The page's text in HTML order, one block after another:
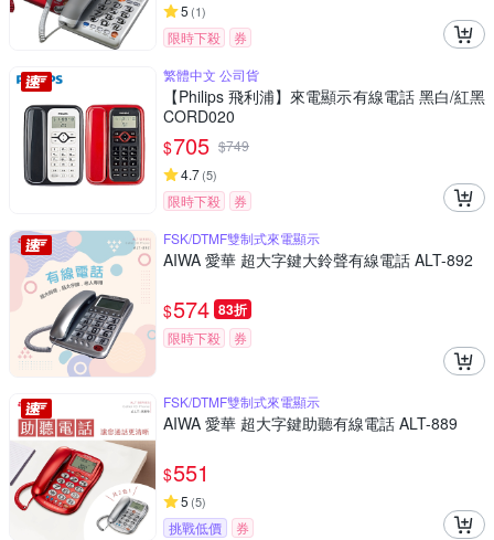
5 (1)
限時下殺
券
繁體中文 公司貨
【Philips 飛利浦】來電顯示有線電話 黑白/紅黑
CORD020
$705 $749
4.7(5)
限時下殺
券
FSK/DTMF雙制式來電顯示
AIWA 愛華 超大字鍵大鈴聲有線電話 ALT-892
$574 83折
限時下殺 券
FSK/DTMF雙制式來電顯示
AIWA 愛華 超大字鍵助聽有線電話 ALT-889
$551
5 (5)
挑戰低價 券